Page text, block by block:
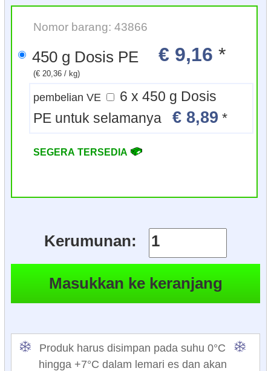
Nomor barang: 43866
450 g Dosis PE € 9,16 *
(€ 20,36 / kg)
pembelian VE
6 x 450 g Dosis
PE untuk selamanya€ 8,89 *
SEGERA TERSEDIA
Kerumunan:
Produk harus disimpan pada suhu 0°C
hingga +7°C dalam lemari es dan akan